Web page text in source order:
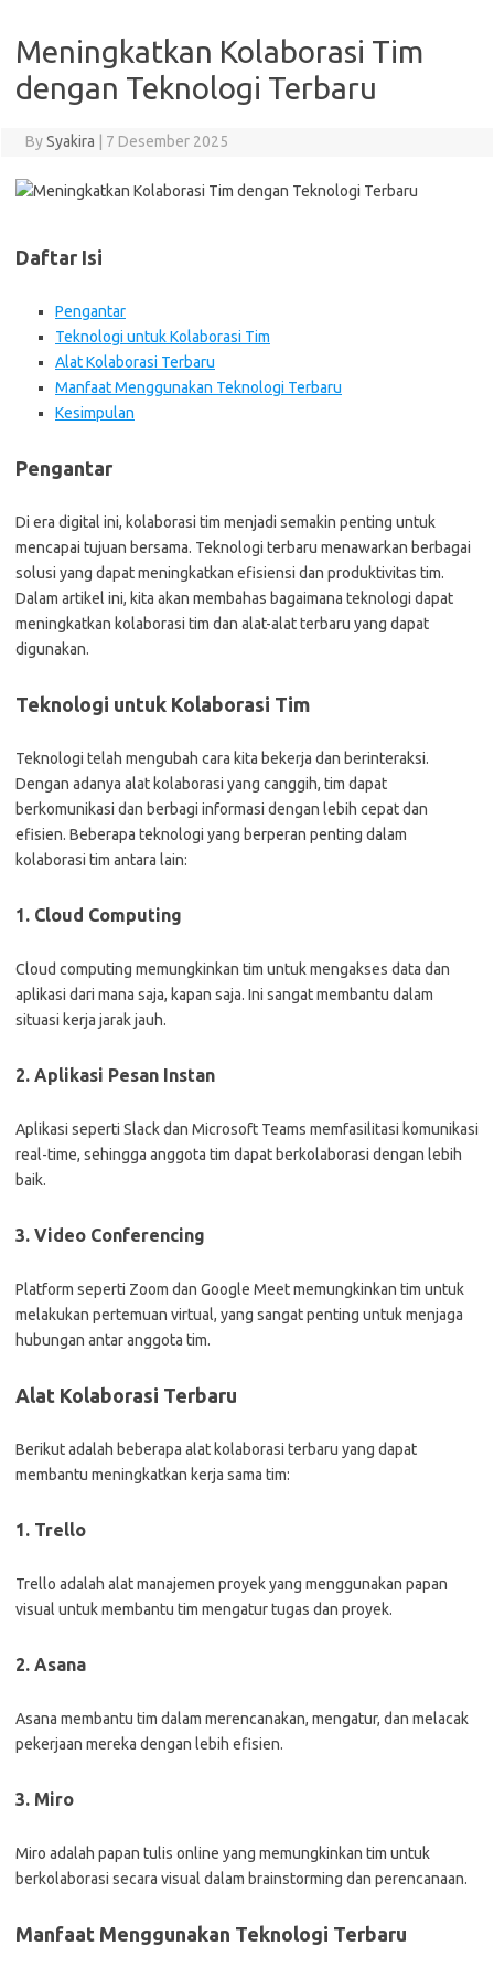
Meningkatkan Kolaborasi Tim
dengan Teknologi Terbaru
BySyakira 7 Desember 2025
Daftar Isi
Pengantar
Teknologi untuk Kolaborasi Tim
Alat Kolaborasi Terbaru
Manfaat Menggunakan Teknologi Terbaru
Kesimpulan
Pengantar
Di era digital ini, kolaborasi tim menjadi semakin penting untuk
mencapai tujuan bersama. Teknologi terbaru menawarkan berbagai
solusi yang dapat meningkatkan efisiensi dan produktivitas tim.
Dalam artikel ini, kita akan membahas bagaimana teknologi dapat
meningkatkan kolaborasi tim dan alat-alat terbaru yang dapat
digunakan.
Teknologi untuk Kolaborasi Tim
Teknologi telah mengubah cara kita bekerja dan berinteraksi.
Dengan adanya alat kolaborasi yang canggih, tim dapat
berkomunikasi dan berbagi informasi dengan lebih cepat dan
efisien. Beberapa teknologi yang berperan penting dalam
kolaborasi tim antara lain:
1. Cloud Computing
Cloud computing memungkinkan tim untuk mengakses data dan
aplikasi dari mana saja, kapan saja. Ini sangat membantu dalam
situasi kerja jarak jauh.
2. Aplikasi Pesan Instan
Aplikasi seperti Slack dan Microsoft Teams memfasilitasi komunikasi
real-time, sehingga anggota tim dapat berkolaborasi dengan lebih
baik.
3. Video Conferencing
Platform seperti Zoom dan Google Meet memungkinkan tim untuk
melakukan pertemuan virtual, yang sangat penting untuk menjaga
hubungan antar anggota tim.
Alat Kolaborasi Terbaru
Berikut adalah beberapa alat kolaborasi terbaru yang dapat
membantu meningkatkan kerja sama tim:
1. Trello
Trello adalah alat manajemen proyek yang menggunakan papan
visual untuk membantu tim mengatur tugas dan proyek.
2. Asana
Asana membantu tim dalam merencanakan, mengatur, dan melacak
pekerjaan mereka dengan lebih efisien.
3. Miro
Miro adalah papan tulis online yang memungkinkan tim untuk
berkolaborasi secara visual dalam brainstorming dan perencanaan.
Manfaat Menggunakan Teknologi Terbaru